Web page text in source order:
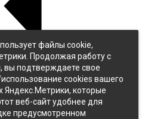
файлы cookie,
Продолжая работу с
вы подтверждаете свое
cookies вашего
Яндекс.Метрики, которые
веб-сайт удобнее для
предусмотренном